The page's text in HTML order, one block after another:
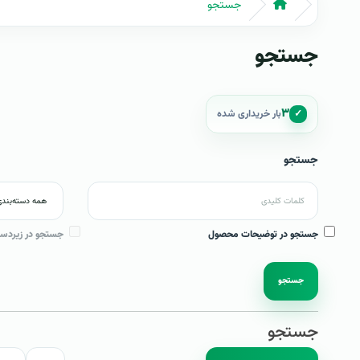
جستجو
جستجو
✓ ۳بار خریداری شده
جستجو
جستجو در توضیحات محصول جستجو در
جستجو
جستجو